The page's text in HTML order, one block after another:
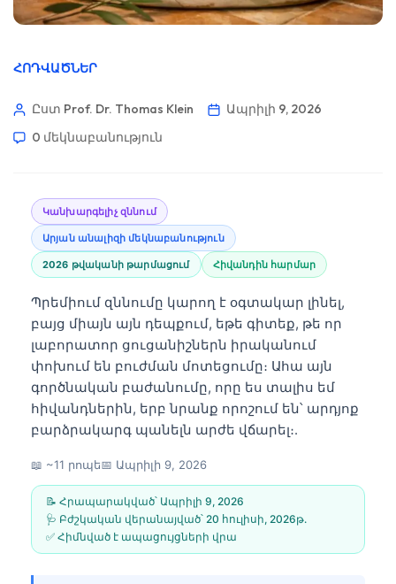
ՀՈԴՎԱԾՆԵՐ
Ըստ Prof. Dr. Thomas Klein
Ապրիլի 9, 2026
0 մեկնաբանություն
Կանխարգելիչ զննում
Արյան անալիզի մեկնաբանություն
2026 թվականի թարմացում Հիվանդին հարմար
Պրեմիում զննումը կարող է օգտակար լինել,
բայց միայն այն դեպքում, եթե գիտեք, թե որ
լաբորատոր ցուցանիշներն իրականում
փոխում են բուժման մոտեցումը։ Ահա այն
գործնական բաժանումը, որը ես տալիս եմ
հիվանդներին, երբ նրանք որոշում են՝ արդյոք
բարձրակարգ պանելն արժե վճարել։.
📖 ~11 րոպե📅 Ապրիլի 9, 2026
📝 Հրապարակված՝ Ապրիլի 9, 2026
🩺 Բժշկական վերանայված՝ 20 հուլիսի, 2026թ․
✅ Հիմնված է ապացույցների վրա